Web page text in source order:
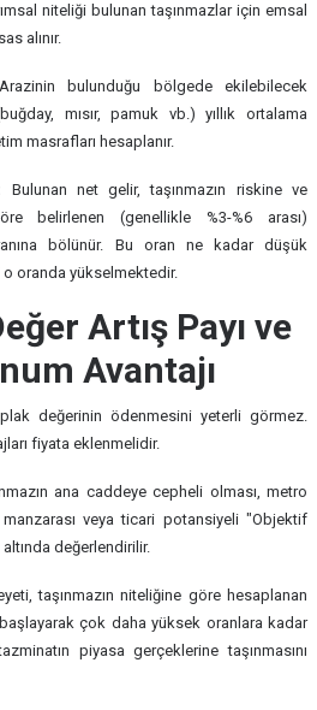
niteliği bulunan taşınmazlar için emsal
alınır.
bulunduğu bölgede ekilebilecek
mısır, pamuk vb.) yıllık ortalama
masrafları hesaplanır.
Bulunan net gelir, taşınmazın riskine ve
belirlenen (genellikle %3-%6 arası)
bölünür. Bu oran ne kadar düşük
oranda yükselmektedir.
Artış Payı ve
Avantajı
değerinin ödenmesini yeterli görmez.
fiyata eklenmelidir.
ana caddeye cepheli olması, metro
manzarası veya ticari potansiyeli "Objektif
altında değerlendirilir.
taşınmazın niteliğine göre hesaplanan
çok daha yüksek oranlara kadar
piyasa gerçeklerine taşınmasını